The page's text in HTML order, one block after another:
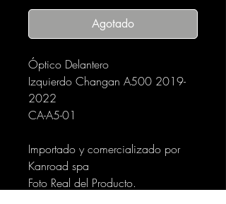
Agotado
Óptico Delantero
Izquierdo Changan A500 2019-
2022
CA-A5-01
Importado y comercializado por
Kanroad spa
Foto Real del Producto.